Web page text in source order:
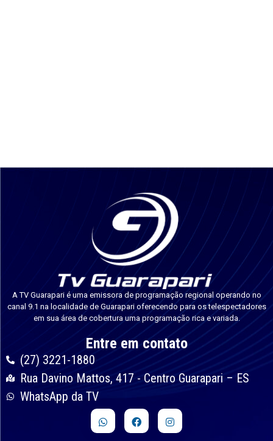
A TV Guarapari é uma emissora de programação regional operando no
canal 9.1 na localidade de Guarapari oferecendo para os telespectadores
em sua área de cobertura uma programação rica e variada.
Entre em contato
(27) 3221-1880
Rua Davino Mattos, 417 - Centro Guarapari – ES
WhatsApp da TV